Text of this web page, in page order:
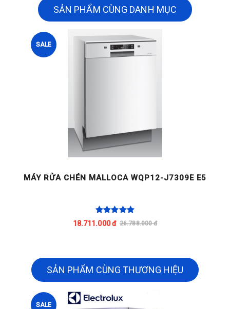
SẢN PHẨM CÙNG DANH MỤC
SALE
MÁY RỬA CHÉN MALLOCA WQP12-J7309E E5
18.711.000 đ 26.788.000 đ
SẢN PHẨM CÙNG THƯƠNG HIỆU
SALE